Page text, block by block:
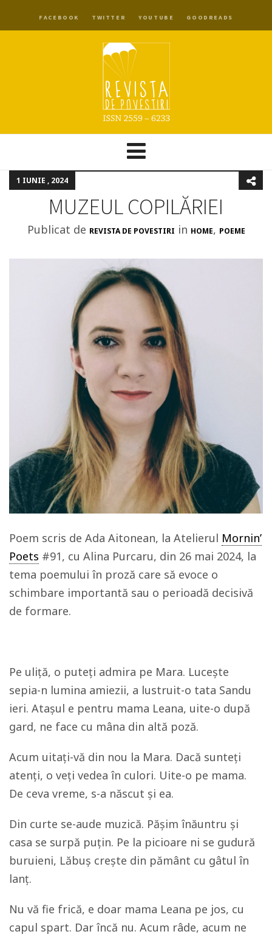
FACEBOOK TWITTER YOUTUBE GOODREADS
1 IUNIE , 2024
MUZEUL COPILĂRIEI
Publicat de REVISTA DE POVESTIRI in HOME, POEME
Poem scris de Ada Aitonean, la Atelierul Mornin’
Poets #91, cu Alina Purcaru, din 26 mai 2024, la
tema poemului în proză care să evoce o
schimbare importantă sau o perioadă decisivă
de formare.
Pe uliță, o puteți admira pe Mara. Lucește
sepia-n lumina amiezii, a lustruit-o tata Sandu
ieri. Atașul e pentru mama Leana, uite-o după
gard, ne face cu mâna din altă poză.
Acum uitați-vă din nou la Mara. Dacă sunteți
atenți, o veți vedea în culori. Uite-o pe mama.
De ceva vreme, s-a născut și ea.
Din curte se-aude muzică. Pășim înăuntru și
casa se surpă puțin. Pe la picioare ni se gudură
buruieni, Lăbuș crește din pământ cu gâtul în
lanț.
Nu vă fie frică, e doar mama Leana pe jos, cu
capul spart. Dar încă nu. Acum râde, acum ne